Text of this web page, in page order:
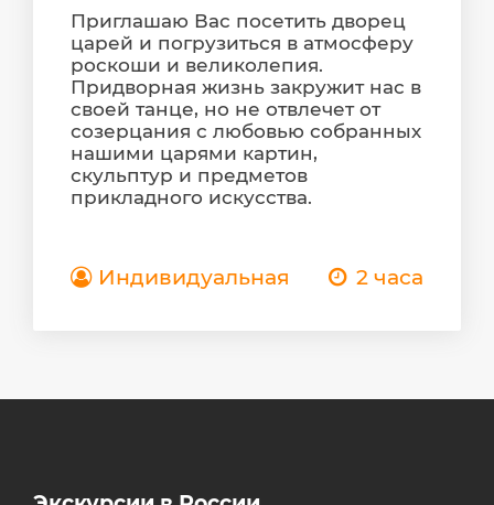
Приглашаю Вас посетить дворец
царей и погрузиться в атмосферу
роскоши и великолепия.
Придворная жизнь закружит нас в
своей танце, но не отвлечет от
созерцания с любовью собранных
нашими царями картин,
скульптур и предметов
прикладного искусства.
Индивидуальная 2 часа